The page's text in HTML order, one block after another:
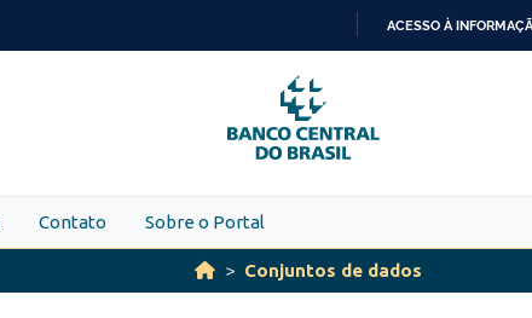
PARA
O
CONTEÚDO
ACESSO À
Contato Sobre o Portal
Conjuntos de dados